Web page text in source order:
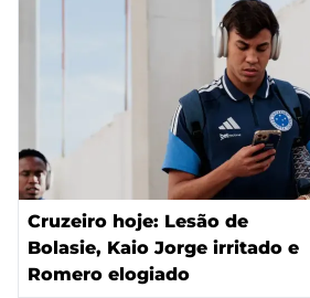
Cruzeiro hoje: Lesão de
Bolasie, Kaio Jorge irritado e
Romero elogiado